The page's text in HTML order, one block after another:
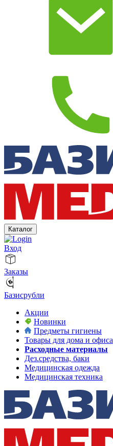
Каталог
Вход
Заказы
Базисрубли
Акции
Новинки
Предметы гигиены
Товары для дома и офиса
Расходные материалы
Дез.средства, баки
Медицинская одежда
Медицинская техника